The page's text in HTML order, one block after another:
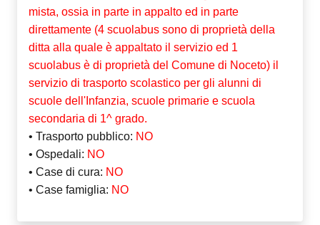
mista, ossia in parte in appalto ed in parte
direttamente (4 scuolabus sono di proprietà della
ditta alla quale è appaltato il servizio ed 1
scuolabus è di proprietà del Comune di Noceto) il
servizio di trasporto scolastico per gli alunni di
scuole dell'Infanzia, scuole primarie e scuola
secondaria di 1^ grado.
• Trasporto pubblico: NO
• Ospedali: NO
• Case di cura: NO
• Case famiglia: NO